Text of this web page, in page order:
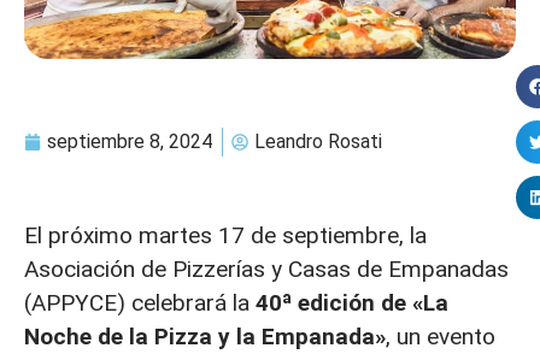
septiembre 8, 2024 Leandro Rosati
El próximo martes 17 de septiembre, la
Asociación de Pizzerías y Casas de Empanadas
(APPYCE) celebrará la 40ª edición de «La
Noche de la Pizza y la Empanada», un evento